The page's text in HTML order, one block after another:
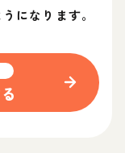
になります。